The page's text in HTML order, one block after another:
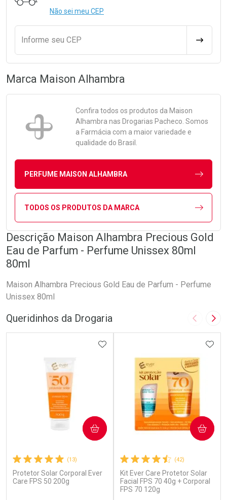
Não sei meu CEP
Informe seu CEP
Marca Maison Alhambra
Confira todos os produtos da Maison
Alhambra nas Drogarias Pacheco. Somos
a Farmácia com a maior variedade e
qualidade do Brasil.
PERFUME MAISON ALHAMBRA
TODOS OS PRODUTOS DA MARCA
Descrição Maison Alhambra Precious Gold
Eau de Parfum - Perfume Unissex 80ml
80ml
Maison Alhambra Precious Gold Eau de Parfum - Perfume
Unissex 80ml
Queridinhos da Drogaria Imagem
(13)
Protetor Solar Corporal Ever
Care FPS 50 200g
ADICIONAR AOS FAVORITOS
COMPRAR
(42)
Kit Ever Care Protetor Solar
Facial FPS 70 40g + Corporal
FPS 70 120g
COMPRAR